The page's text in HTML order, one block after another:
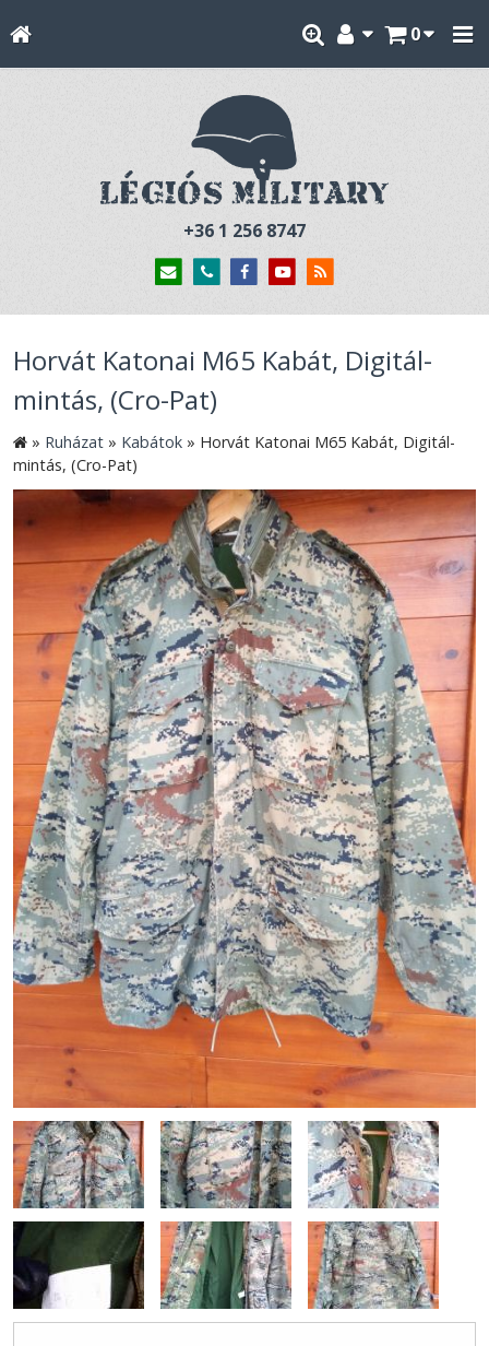
0
+36 1 256 8747
Horvát Katonai M65 Kabát, Digitál-
mintás, (Cro-Pat)
» Ruházat » Kabátok » Horvát Katonai M65 Kabát, Digitál-
mintás, (Cro-Pat)